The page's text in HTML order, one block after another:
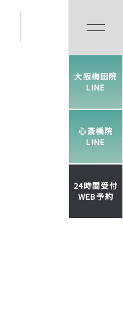
大阪梅田院
LINE
心斎橋院
LINE
24時間受付
WEB予約